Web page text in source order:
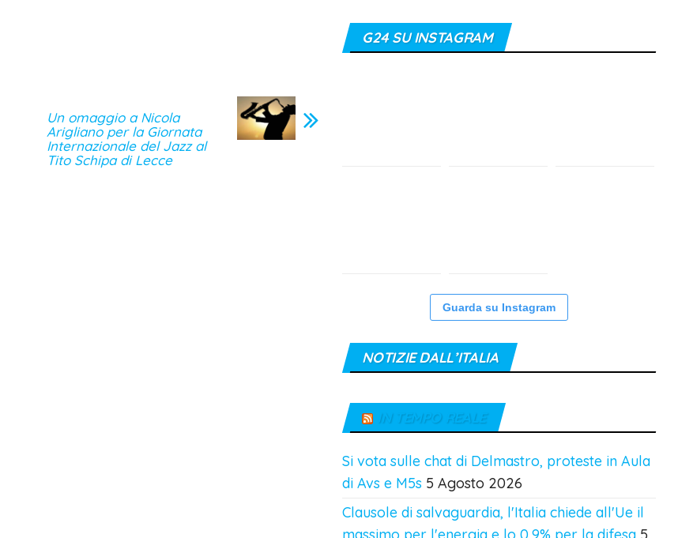
Un omaggio a Nicola
Arigliano per la Giornata
Internazionale del Jazz al
Tito Schipa di Lecce
G24 SU INSTAGRAM
Guarda su Instagram
NOTIZIE DALL’ITALIA
IN TEMPO REALE
Si vota sulle chat di Delmastro, proteste in Aula
di Avs e M5s 5 Agosto 2026
Clausole di salvaguardia, l'Italia chiede all'Ue il